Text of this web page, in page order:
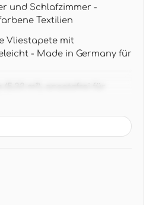
und Schlafzimmer -
Textilien
Vliestapete mit
- Made in Germany für
(5,33 m²), ansatzfrei für
mit Creme-Nuancen passt
- ideal zu weißen oder
anbringen - restlos